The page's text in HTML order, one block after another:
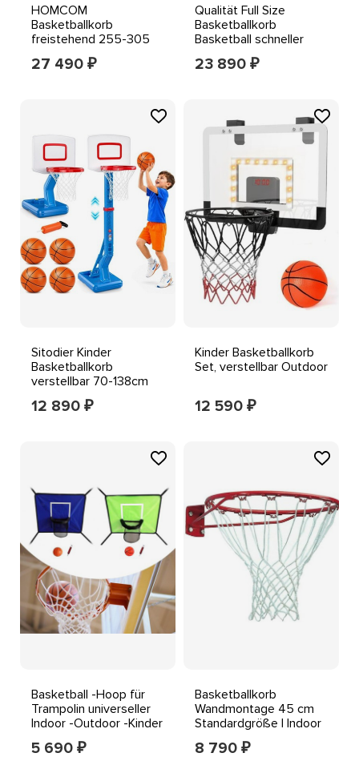
HOMCOM
Basketballkorb
freistehend 255-305
cm höhenverstellbarer
Ständer mit Rollen
27 490 ₽
Qualität Full Size
Basketballkorb
Basketball schneller
kostenloser Versand
tolles Set
23 890 ₽
Sitodier Kinder
Basketballkorb
verstellbar 70-138cm
Ständer 4 Bälle Indoor
Outdoor
12 890 ₽
Kinder Basketballkorb
Set, verstellbar Outdoor
12 590 ₽
Basketball -Hoop für
Trampolin universeller
Indoor -Outdoor -Kinder
-Jumping
5 690 ₽
Basketballkorb
Wandmontage 45 cm
Standardgröße | Indoor
& Outdoor Ring mit
Netz
8 790 ₽